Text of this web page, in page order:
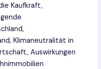
Kaufkraft,
Klimaneutralität in
Auswirkungen